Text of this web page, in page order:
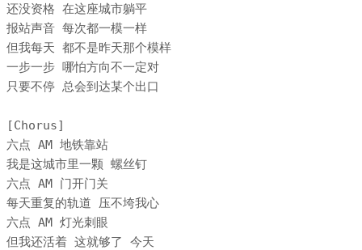
还没资格 在这座城市躺平
报站声音 每次都一模一样
但我每天 都不是昨天那个模样
一步一步 哪怕方向不一定对
只要不停 总会到达某个出口
[Chorus]
六点 AM 地铁靠站
我是这城市里一颗 螺丝钉
六点 AM 门开门关
每天重复的轨道 压不垮我心
六点 AM 灯光刺眼
但我还活着 这就够了 今天